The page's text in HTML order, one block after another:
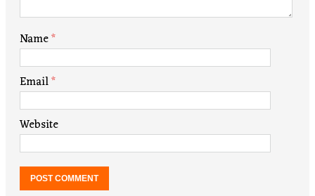
Name*
Email*
Website